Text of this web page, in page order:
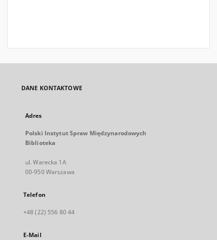
DANE KONTAKTOWE
Adres
Polski Instytut Spraw Międzynarodowych
Biblioteka
ul. Warecka 1A
00-950 Warszawa
Telefon
+48 (22) 556 80 44
E-Mail